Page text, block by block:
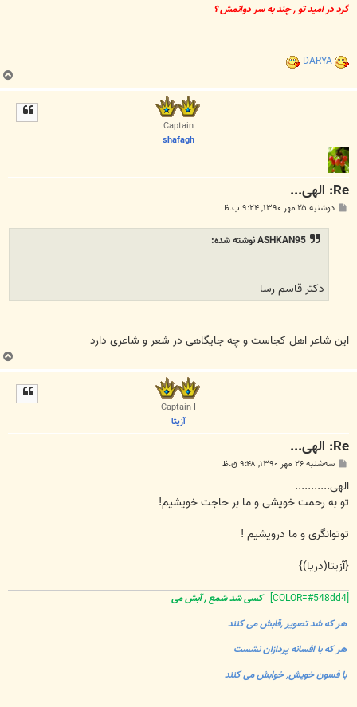
گرد در امید تو , چند به سر دوانمش ؟
DARYA
ب
ا
Captain
shafagh
Re: الهی...
پ دوشنبه ۲۵ مهر ۱۳۹۰, ۹:۲۴ ب.ظ
ASHKAN95 نوشته شده:
دکتر قاسم رسا
این شاعر اهل کجاست و چه جایگاهی در شعر و شاعری دارد
ب
ا
Captain I
آزیتا
Re: الهی...
پ
ت
سه‌شنبه ۲۶ مهر ۱۳۹۰, ۹:۴۸ ق.ظ
الهی...........
تو به رحمت خویشی و ما بر حاجت خویشیم!
توتوانگری و ما درویشیم !
{آزیتا(دریا)}
کسی شد شمع , آبش می
هر که شد تصویر ,قابش می کنند
هر که با افسانه پردازان نشست
با فسون خویش, خوابش می کنند